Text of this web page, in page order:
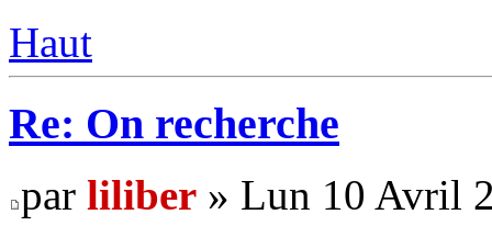
Haut
Re: On recherche
par liliber » Lun 10 Avril